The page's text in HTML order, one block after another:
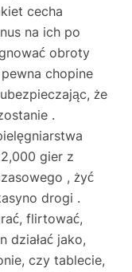
cecha
na ich po
obroty
chopine
że
.
gier z
, żyć
drogi .
flirtować,
działać jako,
czy tablecie,